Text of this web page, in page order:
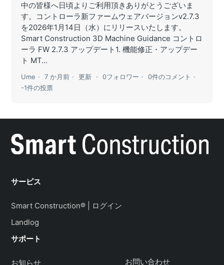
中の皆様へ日頃よりご利用頂きありがとうございま
す。コントローラ新ファームウェアバージョンv2.7.3
を2026年1月14日（水）にリリースいたします。
Smart Construction 3D Machine Guidance コントロ
ーラ FW 2.7.3 アップデート1. 機能修正・アップデー
ト MT...
Ume 7 か月前 更新 0フォロワー
0件のコメント
-1件の投票
サービス
Smart Construction® | ログイン
Landlog
サポート
お知らせ お問い合わせ